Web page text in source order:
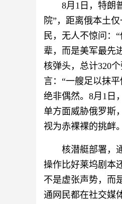
8月1日，特朗
院”，距离俄本土
民，无人不惊问：
辈，而是美军最先
核弹头，总计320
言：“一艘足以抹
绝非偶然。8月1日
单方面威胁俄罗斯
视为赤裸裸的挑衅。
核潜艇部署，
操作比好莱坞剧本
不是虚张声势，而
通网民都在社交媒